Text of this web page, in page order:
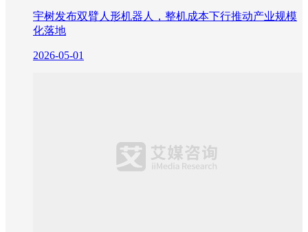
宇树发布双臂人形机器人，整机成本下行推动产业规模
化落地
2026-05-01